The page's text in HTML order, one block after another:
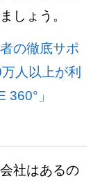
しょう。
の徹底サポ
人以上が利
」
社はあるの